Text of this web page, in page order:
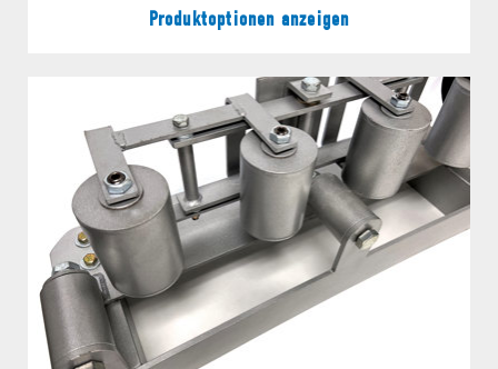
Produktoptionen anzeigen